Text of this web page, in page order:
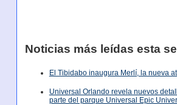
Noticias más leídas esta
El Tibidabo inaugura Merlí, la nueva
Universal Orlando revela nuevos
parte del parque Universal Epic